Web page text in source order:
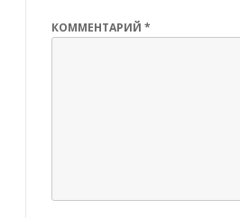
КОММЕНТАРИЙ *